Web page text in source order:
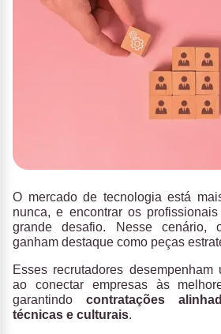
O mercado de tecnologia está
nunca, e encontrar os
grande desafio. Nesse cenário,
ganham destaque como peças
Esses recrutadores
ao conectar empresas às
garantindo contratações
técnicas e culturais.